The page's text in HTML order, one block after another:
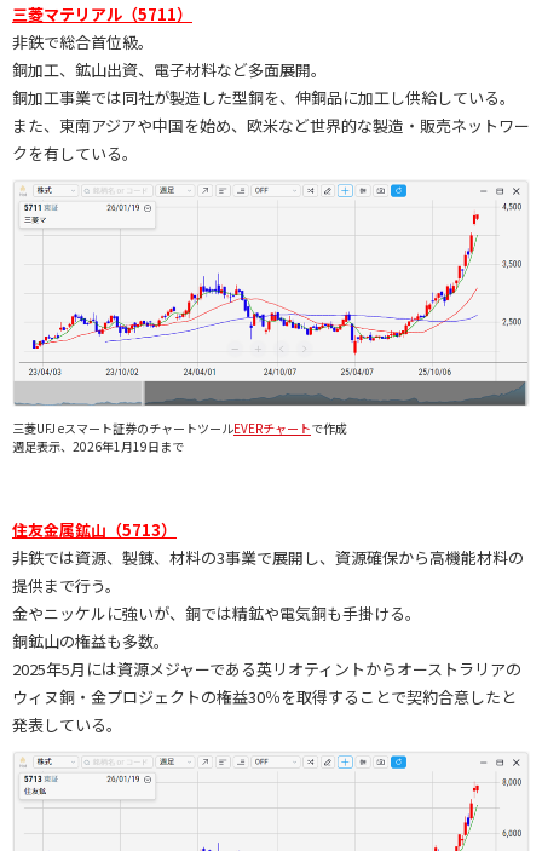
三菱マテリアル（5711）
非鉄で総合首位級。
銅加工、鉱山出資、電子材料など多面展開。
銅加工事業では同社が製造した型銅を、伸銅品に加工し供給している。
また、東南アジアや中国を始め、欧米など世界的な製造・販売ネットワー
クを有している。
三菱UFJ eスマート証券のチャートツールEVERチャートで作成
週足表示、2026年1月19日まで
住友金属鉱山（5713）
非鉄では資源、製錬、材料の3事業で展開し、資源確保から高機能材料の
提供まで行う。
金やニッケルに強いが、銅では精鉱や電気銅も手掛ける。
銅鉱山の権益も多数。
2025年5月には資源メジャーである英リオティントからオーストラリアの
ウィヌ銅・金プロジェクトの権益30％を取得することで契約合意したと
発表している。